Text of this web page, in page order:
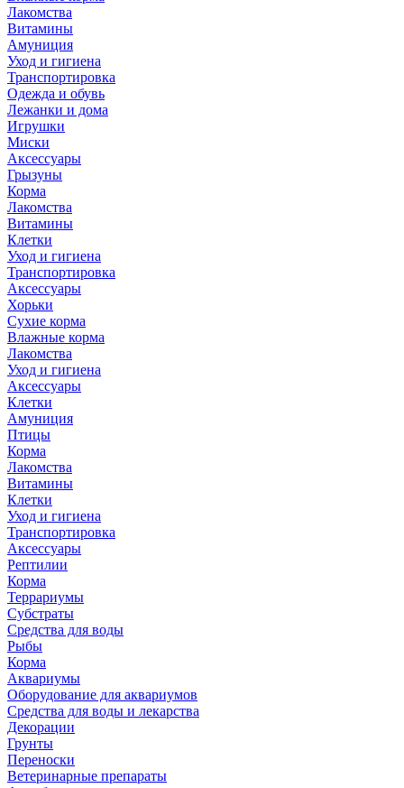
Лакомства
Витамины
Амуниция
Уход и гигиена
Транспортировка
Одежда и обувь
Лежанки и дома
Игрушки
Миски
Аксессуары
Грызуны
Корма
Лакомства
Витамины
Клетки
Уход и гигиена
Транспортировка
Аксессуары
Хорьки
Сухие корма
Влажные корма
Лакомства
Уход и гигиена
Аксессуары
Клетки
Амуниция
Птицы
Корма
Лакомства
Витамины
Клетки
Уход и гигиена
Транспортировка
Аксессуары
Рептилии
Корма
Террариумы
Субстраты
Средства для воды
Рыбы
Корма
Аквариумы
Оборудование для аквариумов
Средства для воды и лекарства
Декорации
Грунты
Переноски
Ветеринарные препараты